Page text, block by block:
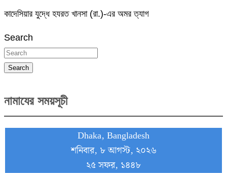
কাদেসিয়ার যুদ্ধে হযরত খানসা (রা.)-এর অমর ত্যাগ
Search
Search
নামাযের সময়সূচী
Dhaka, Bangladesh
শনিবার, ৮ আগস্ট, ২০২৬
২৫ সফর, ১৪৪৮